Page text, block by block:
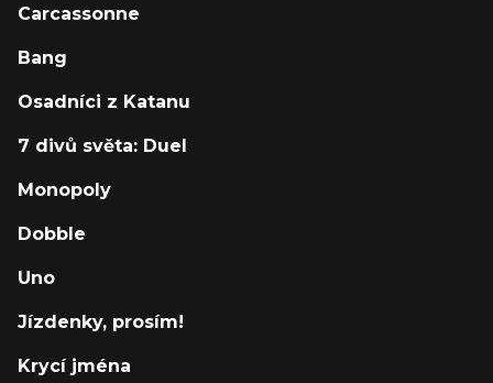
Carcassonne
Bang
Osadníci z Katanu
7 divů světa: Duel
Monopoly
Dobble
Uno
Jízdenky, prosím!
Krycí jména